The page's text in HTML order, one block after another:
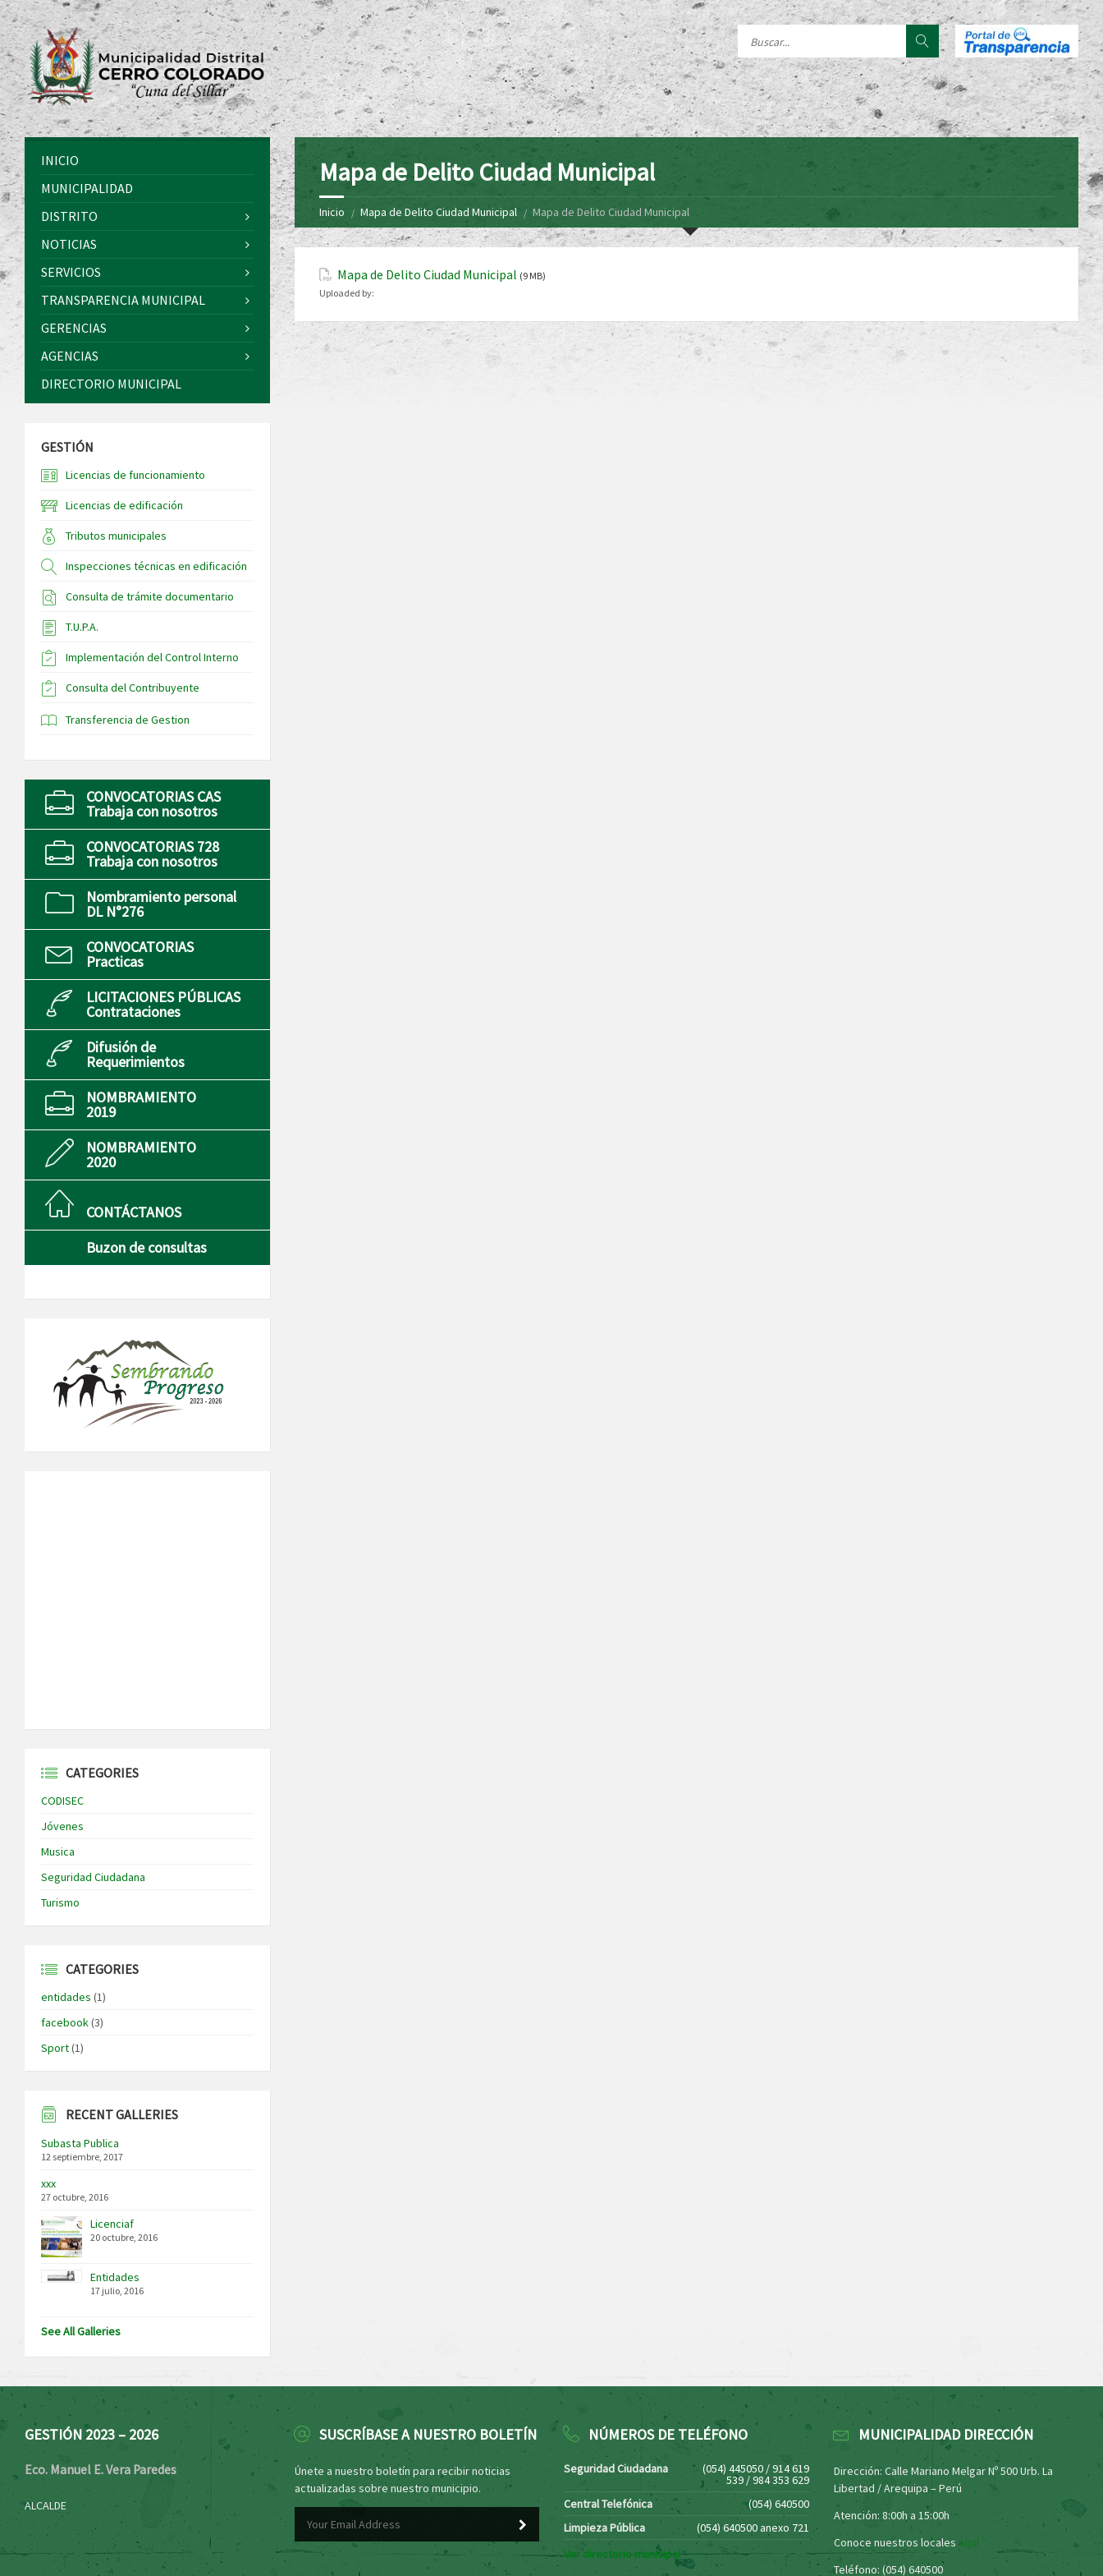
Mapa de Delito Ciudad Municipal
Inicio Mapa de Delito Ciudad Municipal Mapa de Delito Ciudad Municipal
Mapa de Delito Ciudad Municipal (9 MB)
Uploaded by:
INICIO
MUNICIPALIDAD
DISTRITO
NOTICIAS
SERVICIOS
TRANSPARENCIA MUNICIPAL
GERENCIAS
AGENCIAS
DIRECTORIO MUNICIPAL
GESTIÓN
Licencias de funcionamiento
Licencias de edificación
Tributos municipales
Inspecciones técnicas en edificación
Consulta de trámite documentario
T.U.P.A.
Implementación del Control Interno
Consulta del Contribuyente
Transferencia de Gestion
CONVOCATORIAS CAS
Trabaja con nosotros
CONVOCATORIAS 728
Trabaja con nosotros
Nombramiento personal
DL N°276
CONVOCATORIAS
Practicas
LICITACIONES PÚBLICAS
Contrataciones
Difusión de
Requerimientos
NOMBRAMIENTO
2019
NOMBRAMIENTO
2020
CONTÁCTANOS
Buzon de consultas
CATEGORIES
CODISEC
Jóvenes
Musica
Seguridad Ciudadana
Turismo
CATEGORIES
entidades (1)
facebook(3)
Sport(1)
RECENT GALLERIES
Subasta Publica
12 septiembre, 2017
xxx
27 octubre, 2016
Licenciaf
20 octubre, 2016
Entidades
17 julio, 2016
See All Galleries
GESTIÓN 2023 – 2026
Eco. Manuel E. Vera Paredes
ALCALDE
SUSCRÍBASE A NUESTRO BOLETÍN
Únete a nuestro boletín para recibir noticias
actualizadas sobre nuestro municipio.
NÚMEROS DE TELÉFONO
Seguridad Ciudadana (054) 445050 / 914 619
539 / 984 353 629
Central Telefónica
(054) 640500
Limpieza Pública
(054) 640500 anexo 721
Ver directorio municipal
MUNICIPALIDAD DIRECCIÓN
Dirección: Calle Mariano Melgar Nº 500 Urb. La
Libertad / Arequipa – Perú
Atención: 8:00h a 15:00h
Conoce nuestros locales aquí
Teléfono: (054) 640500